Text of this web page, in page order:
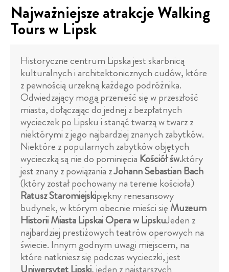
Najważniejsze atrakcje Walking
Tours w Lipsk
Historyczne centrum Lipska jest skarbnicą
kulturalnych i architektonicznych cudów, które
z pewnością urzekną każdego podróżnika.
Odwiedzający mogą przenieść się w przeszłość
miasta, dołączając do jednej z bezpłatnych
wycieczek po Lipsku i stanąć twarzą w twarz z
niektórymi z jego najbardziej znanych zabytków.
Niektóre z popularnych zabytków objętych
wycieczką są nie do pominięcia Kościół św.który
jest znany z powiązania zJohann Sebastian Bach
(który został pochowany na terenie kościoła)
Ratusz Staromiejskipiękny renesansowy
budynek, w którym obecnie mieści się Muzeum
Historii Miasta LipskaiOpera w LipskuJeden z
najbardziej prestiżowych teatrów operowych na
świecie. Innym godnym uwagi miejscem, na
które natkniesz się podczas wycieczki, jest